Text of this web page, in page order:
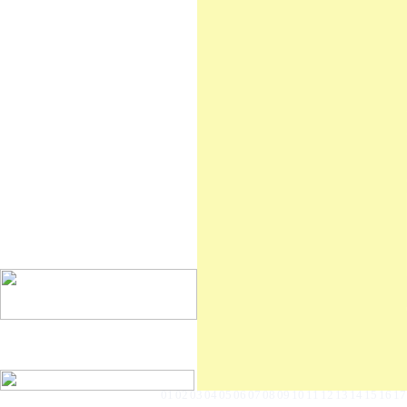
0102030405060708091011121314151617